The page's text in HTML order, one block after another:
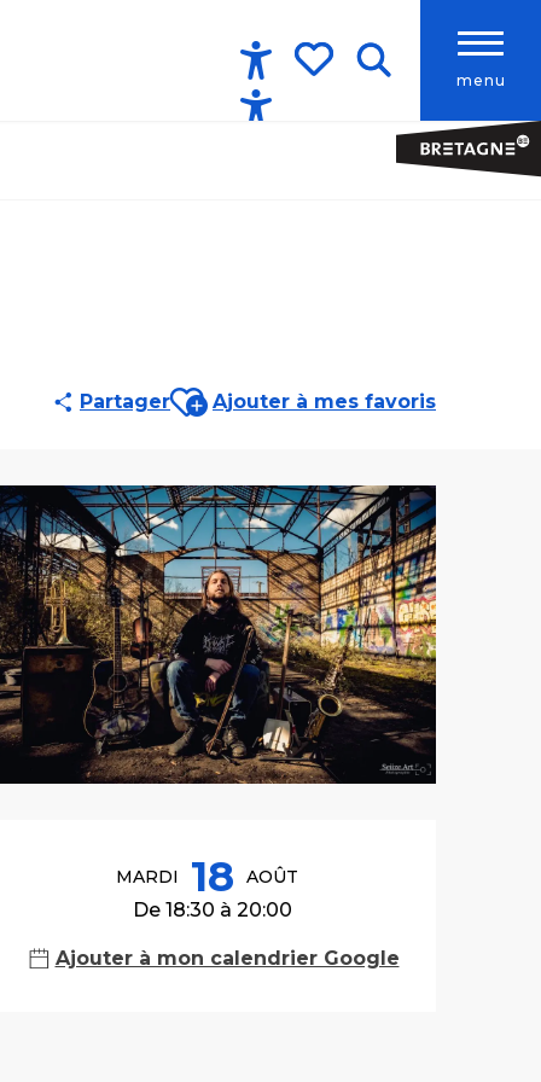
menu
Accessibilité
PartagerAjouter aux favoris
Ajouter à mes favoris
et
MARDI 18 AOÛT
De 18:30 à 20:00
Ajouter à mon calendrier Google